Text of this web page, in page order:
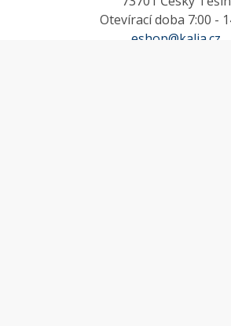
Otevírací doba 7:00 -
eshop@kalia.cz